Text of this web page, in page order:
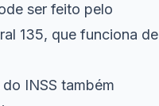
ser feito pelo
135, que funciona de
INSS também